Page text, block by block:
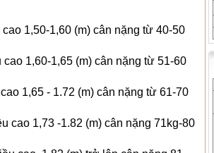
1,50-1,60 (m) cân nặng từ 40-50
1,60-1,65 (m) cân nặng từ 51-60
1,65 - 1.72 (m) cân nặng từ 61-70
cao 1,73 -1.82 (m) cân nặng 71kg-80